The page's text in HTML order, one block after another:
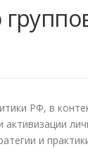
РФ, в
и